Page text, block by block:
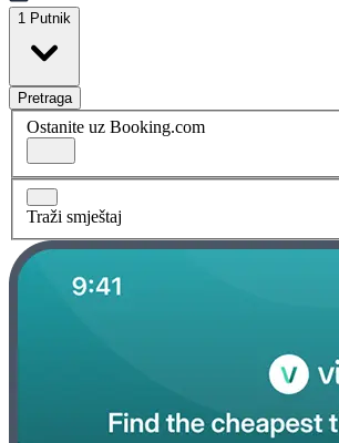
1 Putnik
Pretraga
Ostanite uz Booking.com
Traži smještaj